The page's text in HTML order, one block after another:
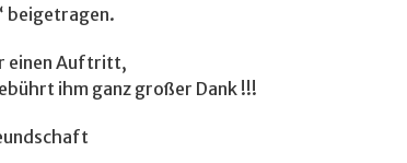
beigetragen.
einen Auftritt,
ihm ganz großer Dank !!!